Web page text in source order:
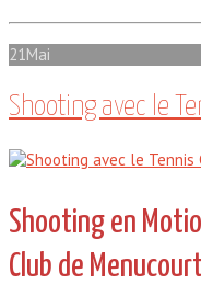
21Mai
Shooting avec le
Shooting en
Club de